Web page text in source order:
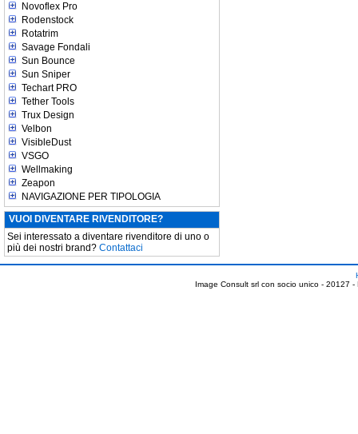
Novoflex Pro
Rodenstock
Rotatrim
Savage Fondali
Sun Bounce
Sun Sniper
Techart PRO
Tether Tools
Trux Design
Velbon
VisibleDust
VSGO
Wellmaking
Zeapon
NAVIGAZIONE PER TIPOLOGIA
VUOI DIVENTARE RIVENDITORE?
Sei interessato a diventare rivenditore di uno o
più dei nostri brand? Contattaci
Image Consult srl con socio unico - 20127